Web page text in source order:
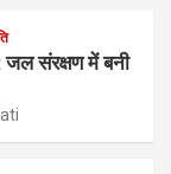
जल संरक्षण में बनी